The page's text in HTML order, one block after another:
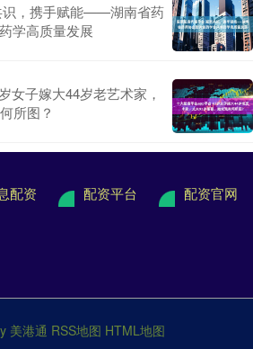
识，携手赋能——湖南省药
学高质量发展
女子嫁大44岁老艺术家，
所图？
配资 配资平台 配资官网
美港通 RSS地图 HTML地图